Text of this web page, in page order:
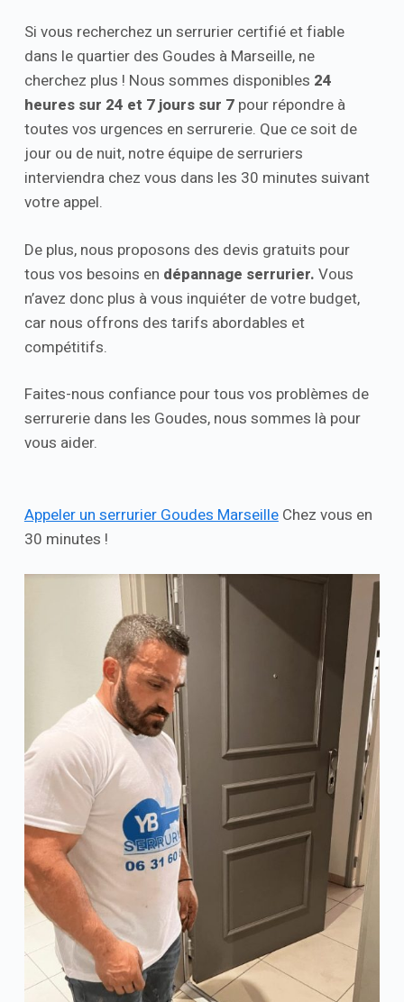
Si vous recherchez un serrurier certifié et fiable
dans le quartier des Goudes à Marseille, ne
cherchez plus ! Nous sommes disponibles 24
heures sur 24 et 7 jours sur 7pour répondre à
toutes vos urgences en serrurerie. Que ce soit de
jour ou de nuit, notre équipe de serruriers
interviendra chez vous dans les 30 minutes suivant
votre appel.
De plus, nous proposons des devis gratuits pour
tous vos besoins en dépannage serrurier. Vous
n’avez donc plus à vous inquiéter de votre budget,
car nous offrons des tarifs abordables et
compétitifs.
Faites-nous confiance pour tous vos problèmes de
serrurerie dans les Goudes, nous sommes là pour
vous aider.
Appeler un serrurier Goudes MarseilleChez vous en
30 minutes !